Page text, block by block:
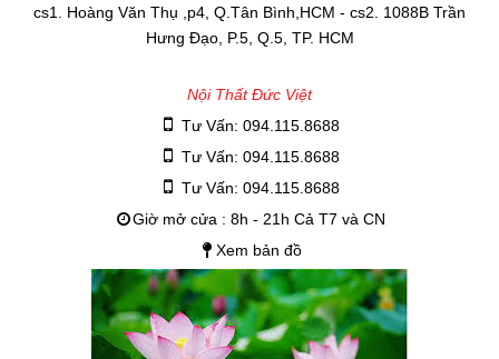
cs1. Hoàng Văn Thụ ,p4, Q.Tân Bình,HCM - cs2. 1088B Trần
Hưng Đạo, P.5, Q.5, TP. HCM
Nội Thất Đức Việt
Tư Vấn: 094.115.8688
Tư Vấn: 094.115.8688
Tư Vấn: 094.115.8688
Giờ mở cửa : 8h - 21h Cả T7 và CN
Xem bản đồ